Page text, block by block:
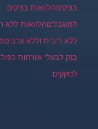
בצ'קיםהלוואות בצ'קים
למוגבליםהלוואות ללא
ללא ריבית וללא ערבים
בנק לבעלי אזרחות
לנזקקים